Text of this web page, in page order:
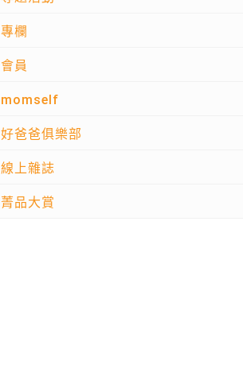
專欄
會員
momself
好爸爸俱樂部
線上雜誌
菁品大賞